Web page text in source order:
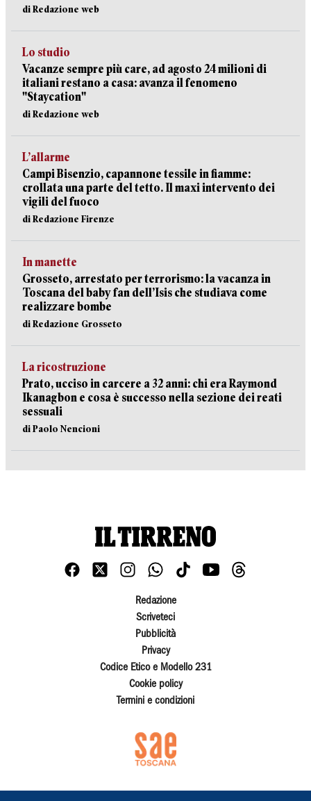
di Redazione web
Lo studio
Vacanze sempre più care, ad agosto 24 milioni di
italiani restano a casa: avanza il fenomeno
"Staycation"
di Redazione web
L’allarme
Campi Bisenzio, capannone tessile in fiamme:
crollata una parte del tetto. Il maxi intervento dei
vigili del fuoco
di Redazione Firenze
In manette
Grosseto, arrestato per terrorismo: la vacanza in
Toscana del baby fan dell’Isis che studiava come
realizzare bombe
di Redazione Grosseto
La ricostruzione
Prato, ucciso in carcere a 32 anni: chi era Raymond
Ikanagbon e cosa è successo nella sezione dei reati
sessuali
di Paolo Nencioni
Redazione
Scriveteci
Pubblicità
Privacy
Codice Etico e Modello 231
Cookie policy
Termini e condizioni